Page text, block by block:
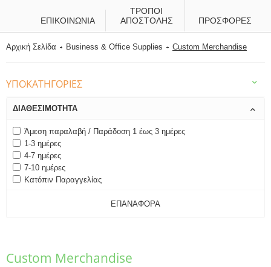
ΕΠΙΚΟΙΝΩΝΊΑ
ΤΡΌΠΟΙ
ΑΠΟΣΤΟΛΉΣ
ΠΡΟΣΦΟΡΕΣ
Αρχική Σελίδα Business & Office Supplies Custom Merchandise
ΥΠΟΚΑΤΗΓΟΡΊΕΣ
ΔΙΑΘΕΣΙΜΌΤΗΤΑ
Άμεση παραλαβή / Παράδοση 1 έως 3 ημέρες
1-3 ημέρες
4-7 ημέρες
7-10 ημέρες
Κατόπιν Παραγγελίας
ΕΠΑΝΑΦΟΡΆ
Custom Merchandise